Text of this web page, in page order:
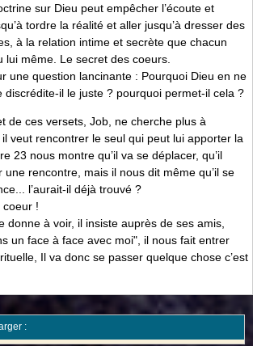
sur Dieu peut empêcher l’écoute et
tordre la réalité et aller jusqu’à dresser des
à la relation intime et secrète que chacun
lui même. Le secret des coeurs.
une question lancinante : Pourquoi Dieu en ne
discrédite-il le juste ? pourquoi permet-il cela ?
de ces versets, Job, ne cherche plus à
veut rencontrer le seul qui peut lui apporter la
23 nous montre qu’il va se déplacer, qu’il
rencontre, mais il nous dit même qu’il se
l’aurait-il déjà trouvé ?
coeur !
donne à voir, il insiste auprès de ses amis,
un face à face avec moi", il nous fait entrer
Il va donc se passer quelque chose c’est
: